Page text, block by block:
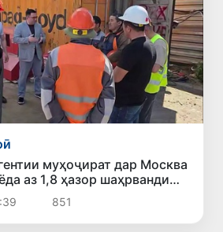
муҳоҷират дар Москва
аз 1,8 ҳазор шаҳрванди
расонд
851